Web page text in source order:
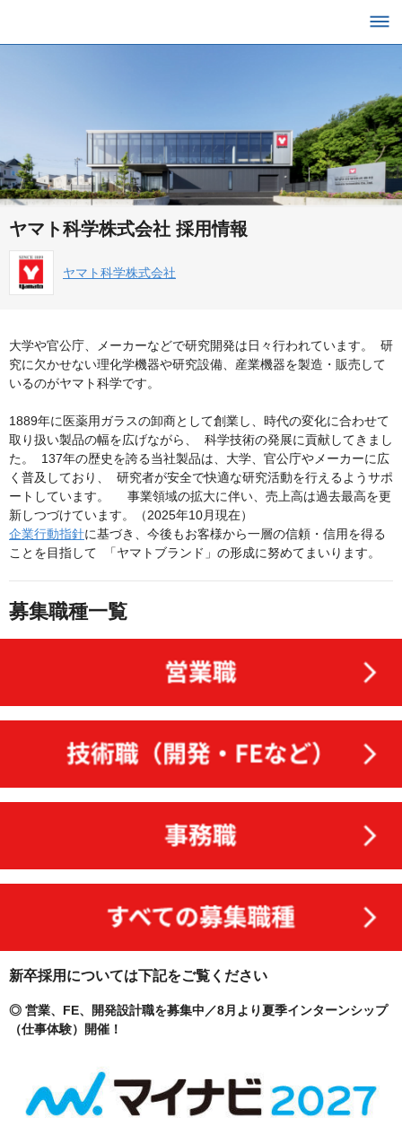
ヤマト科学株式会社 採用情報
ヤマト科学株式会社
大学や官公庁、メーカーなどで研究開発は日々行われています。 研
究に欠かせない理化学機器や研究設備、産業機器を製造・販売して
いるのがヤマト科学です。
1889年に医薬用ガラスの卸商として創業し、時代の変化に合わせて
取り扱い製品の幅を広げながら、 科学技術の発展に貢献してきまし
た。 137年の歴史を誇る当社製品は、大学、官公庁やメーカーに広
く普及しており、 研究者が安全で快適な研究活動を行えるようサポ
ートしています。 事業領域の拡大に伴い、売上高は過去最高を更
新しつづけています。（2025年10月現在）
企業行動指針に基づき、今後もお客様から一層の信頼・信用を得る
ことを目指して 「ヤマトブランド」の形成に努めてまいります。
募集職種一覧
新卒採用については下記をご覧ください
◎ 営業、FE、開発設計職を募集中／8月より夏季インターンシップ
（仕事体験）開催！